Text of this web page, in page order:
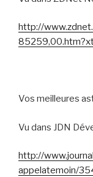
http://
Vos meilleures
Vu dans JDN
http://
appelatemoin/